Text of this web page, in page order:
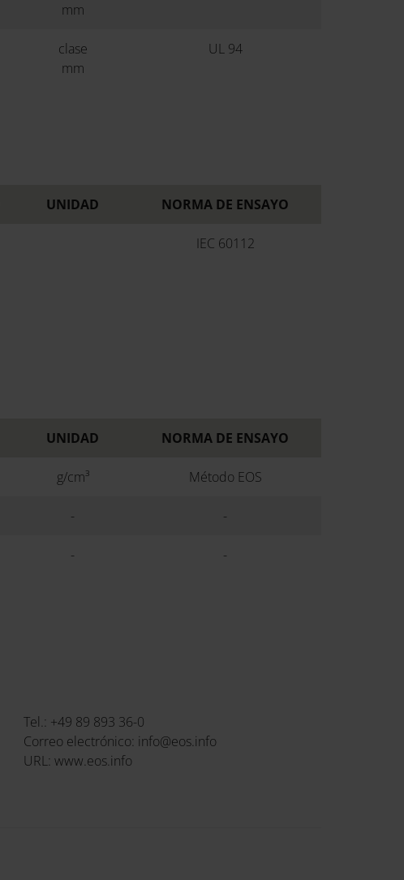
mm
clase
mm
UL 94
UNIDAD NORMA DE ENSAYO
IEC 60112
UNIDAD NORMA DE ENSAYO
g/cm³ Método EOS
- -
- -
Tel.: +49 89 893 36-0
Correo electrónico: info@eos.info
URL: www.eos.info